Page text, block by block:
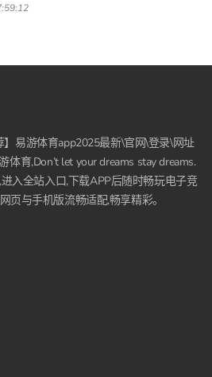
】易游体育app2025最新\官网\登录\网址
体育,Don’t let your dreams stay dreams.
入全站入口,下载APP后随时畅玩电子竞
页与手机版流畅适配,畅享精彩。